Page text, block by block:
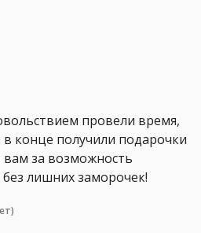
провели время,
конце получили подарочки
вам за возможность
лишних заморочек!